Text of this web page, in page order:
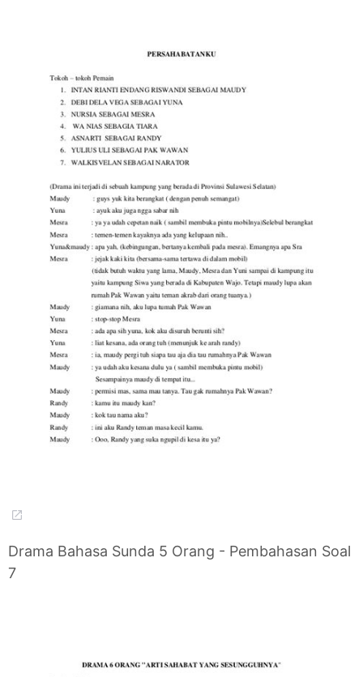
Drama Bahasa Sunda 5 Orang - Pembahasan Soal
7